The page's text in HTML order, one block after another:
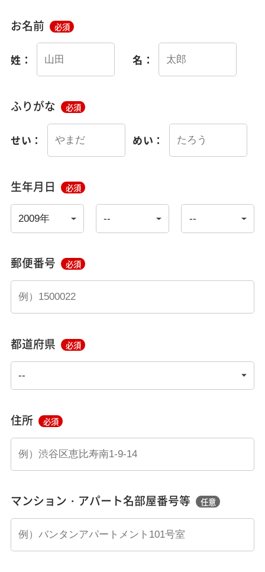
お名前 必須
姓： 名：
ふりがな 必須
せい： めい：
生年月日 必須
郵便番号 必須
都道府県 必須
住所 必須
マンション・アパート名部屋番号等 任意